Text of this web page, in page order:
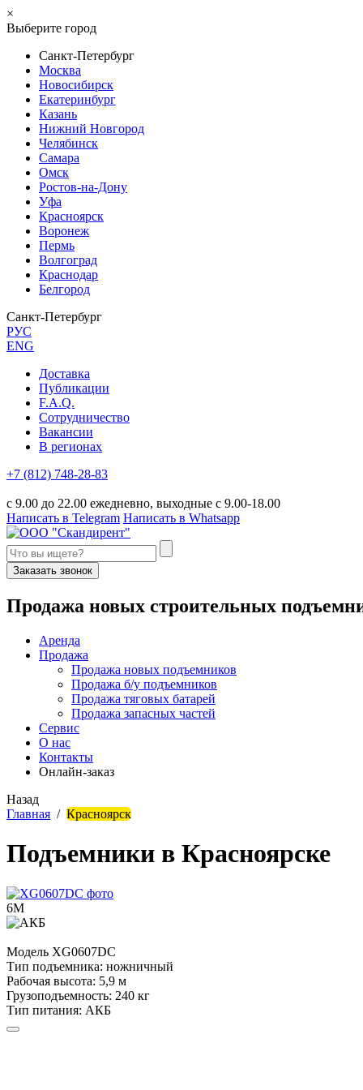
×
Выберите город
Санкт-Петербург
Москва
Новосибирск
Екатеринбург
Казань
Нижний Новгород
Челябинск
Самара
Омск
Ростов-на-Дону
Уфа
Красноярск
Воронеж
Пермь
Волгоград
Краснодар
Белгород
Санкт-Петербург
РУС
ENG
Доставка
Публикации
F.A.Q.
Сотрудничество
Вакансии
В регионах
+7 (812) 748-28-83
с 9.00 до 22.00 ежедневно, выходные с 9.00-18.00
Написать в Telegram Написать в Whatsapp
Заказать звонок
Продажа новых строительных
Аренда
Продажа
Продажа новых подъемников
Продажа б/у подъемников
Продажа тяговых батарей
Продажа запасных частей
Сервис
О нас
Контакты
Онлайн-заказ
Назад
Главная / Красноярск
Подъемники в Красноярске
6М
Модель XG0607DC
Тип подъемника: ножничный
Рабочая высота: 5,9 м
Грузоподъемность: 240 кг
Тип питания: АКБ